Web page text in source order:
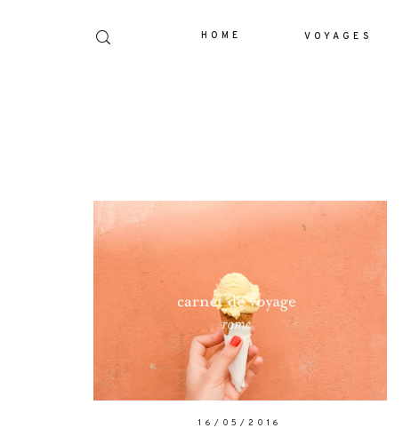
HOME VOYAGES
16/05/2016
Nullam quis risus eget urna mollis
leo. Aenean lacinia bibendum nulla
consectetur. Aenean lacinia bibendum
consectetur. Maecenas faucibus mollis
Maecenas faucibus mollis interdum.
sem malesuada magna mollis